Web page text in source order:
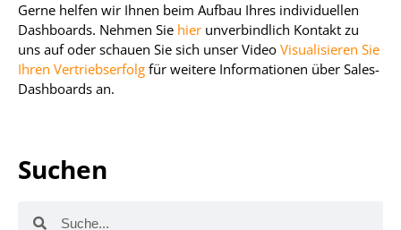
Gerne helfen wir Ihnen beim Aufbau Ihres individuellen
Dashboards. Nehmen Sie hier unverbindlich Kontakt zu
uns auf oder schauen Sie sich unser Video Visualisieren Sie
Ihren Vertriebserfolg für weitere Informationen über Sales-
Dashboards an.
Suchen